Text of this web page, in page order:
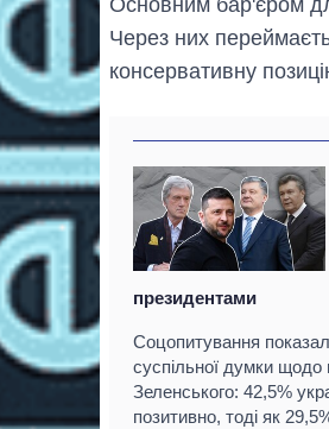
Основним бар'єром
Через них
консервативну
президентами
Соцопитування
суспільної думки
Зеленського: 42,5%
позитивно, тоді як